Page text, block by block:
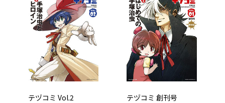
テヅコミ Vol.2
テヅコミ 創刊号